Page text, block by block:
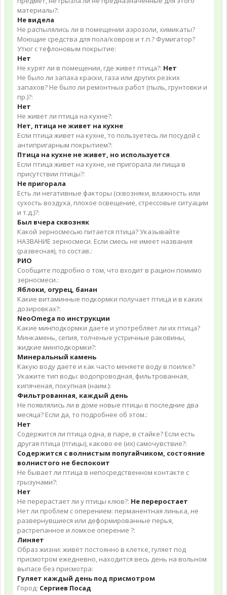
материалы?:
Не видела
Не распылялись ли в помещении аэрозоли, химикаты?
Моющие средства для пола/ковров и т.п.? Фумигатор?
Утюг с тефлоновым покрытие:
Нет
Не курят ли в помещении, где живет птица?: Нет
Не было ли запаха краски, газа или других резких
запахов? Не было ли ремонтных работ (пыль, грунтовки и
пр.)?:
Нет
Не живет ли птица на кухне?:
Нет, птица не живет на кухне
Если птица живет на кухне, то пользуетесь ли посудой с
антипригарным покрытием?:
Птица на кухне не живет, но используется
Если птица живет на кухне, не пригорала ли пища в
присутствии птицы?:
Не пригорала
Есть ли негативные факторы (сквозняки, влажность или
сухость воздуха, плохое освещение, стрессовые ситуации
и т.д.)?:
Был вчера сквозняк
Какой зерносмесью питается птица? Указывайте
НАЗВАНИЕ зерносмеси. Если смесь не имеет названия
(развесная), то состав.:
РИО
Сообщите подробно о том, что входит в рацион помимо
зерносмеси.:
Яблоки, огурец, банан
Какие витаминные подкормки получает птица и в каких
дозировках?:
NeoOmega по инструкции
Какие минподкормки даете и употребляет ли их птица?
Минкамень, сепия, толченые устричные раковины,
жидкие минподкормки?:
Минеральный камень
Какую воду даете и как часто меняете воду в поилке?
Укажите тип воды: водопроводная, фильтрованная,
кипяченая, покупная (наим.):
Фильтрованная, каждый день
Не появлялись ли в доме новые птицы в последние два
месяца? Если да, то подробнее об этом.:
Нет
Содержится ли птица одна, в паре, в стайке? Если есть
другая птица (птицы), каково ее (их) самочувствие?:
Содержится с волнистым попугайчиком, состояние
волнистого не беспокоит
Не бывает ли птица в непосредственном контакте с
грызунами?:
Нет
Не перерастает ли у птицы клюв?: Не переростает
Нет ли проблем с оперением: перманентная линька, не
развернувшиеся или деформированные перья,
растрепанное и ломкое оперение ?:
Линяет
Образ жизни: живёт постоянно в клетке, гуляет под
присмотром ежедневно, находится весь день на вольном
выпасе без присмотра:
Гуляет каждый день под присмотром
Город: Сергиев Посад